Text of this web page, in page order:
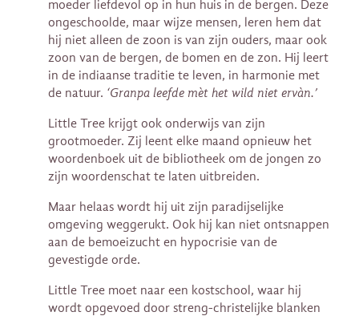
moeder liefdevol op in hun huis in de bergen. Deze
ongeschoolde, maar wijze mensen, leren hem dat
hij niet alleen de zoon is van zijn ouders, maar ook
zoon van de bergen, de bomen en de zon. Hij leert
in de indiaanse traditie te leven, in harmonie met
de natuur. ‘Granpa leefde mèt het wild niet ervàn.’
Little Tree krijgt ook onderwijs van zijn
grootmoeder. Zij leent elke maand opnieuw het
woordenboek uit de bibliotheek om de jongen zo
zijn woordenschat te laten uitbreiden.
Maar helaas wordt hij uit zijn paradijselijke
omgeving weggerukt. Ook hij kan niet ontsnappen
aan de bemoeizucht en hypocrisie van de
gevestigde orde.
Little Tree moet naar een kostschool, waar hij
wordt opgevoed door streng-christelijke blanken